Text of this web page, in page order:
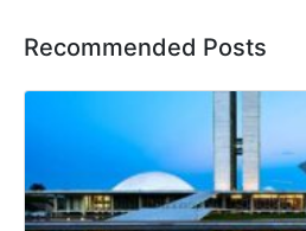
Recommended Posts